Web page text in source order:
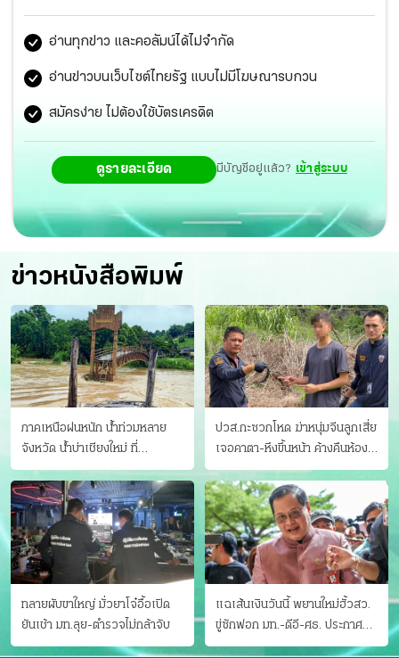
Exclusive First Class Tour เที่ยวตามรอยรายการหนีเที่ยวกัน
สนใจ โทร. 09—9746—3000.
อ่านทุกข่าว และคอลัมน์ได้ไม่จำกัด
อ่านข่าวบนเว็บไซต์ไทยรัฐ แบบไม่มีโฆษณารบกวน
สมัครง่าย ไม่ต้องใช้บัตรเครดิต
ดูรายละเอียด มีบัญชีอยู่แล้ว? เข้าสู่ระบบ
ข่าวหนังสือพิมพ์
ภาคเหนือฝนหนัก น้ำท่วมหลาย
จังหวัด นํ้าบ่าเชียงใหม่ ที่
แม่ฮ่องสอน ซัดสะพานขาด
ปวส.กะซวกโหด ฆ่าหนุ่มจีนลูกเสี่ย
เจอคาตา-หึงขึ้นหน้า ค้างคืนห้อง
แฟนสาว
ทลายผับขาใหญ่ มั่วยาโจ๋อื้อเปิด
ยันเช้า มท.ลุย-ตำรวจไม่กล้าจับ
แฉเส้นเงินวันนี้ พยานใหม่ฮั้วสว.
ขู่ซักฟอก มท.-ดีอี-ศธ. ประกาศ
บัญชีท้องถิ่น